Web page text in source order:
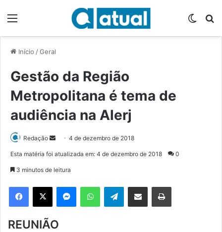
Início /Geral
Gestão da Região
Metropolitana é tema de
audiência na Alerj
Redação
d
e
m
e
4 de dezembro de 2018
Esta matéria foi atualizada em: 4 de dezembro de 2018 0
3 minutos de leitura
Telegram
REUNIÃO